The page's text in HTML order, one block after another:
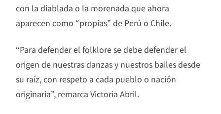
con la diablada o la morenada que ahora
aparecen como “propias” de Perú o Chile.
“Para defender el folklore se debe defender el
origen de nuestras danzas y nuestros bailes desde
su raíz, con respeto a cada pueblo o nación
originaria”, remarca Victoria Abril.